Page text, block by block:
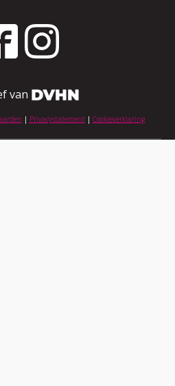
van
| Privacystatement| Cookieverklaring